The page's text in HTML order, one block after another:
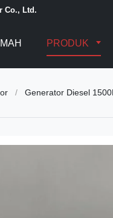
Co., Ltd.
PRODUK
/ Generator Diesel